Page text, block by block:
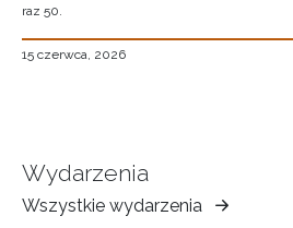
raz 50.
15 czerwca, 2026
Wydarzenia
Wszystkie wydarzenia
Muzeum